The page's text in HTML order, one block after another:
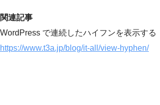
関連記事
WordPress で連続したハイフンを表示する
https://www.t3a.jp/blog/it-all/view-hyphen/